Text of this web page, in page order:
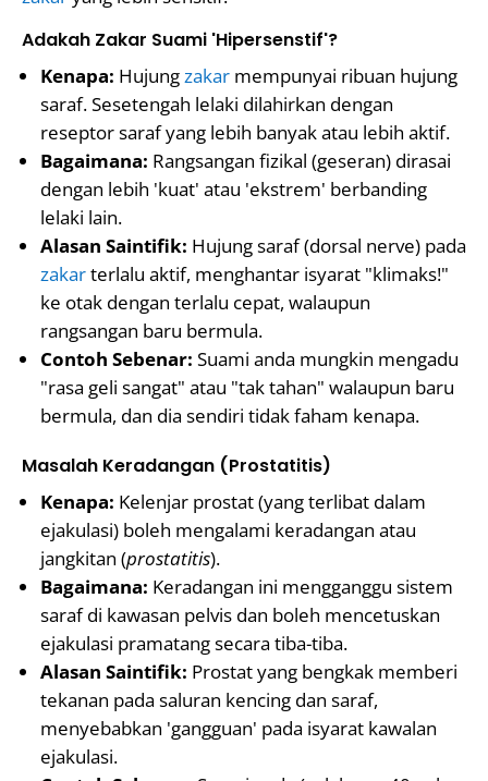
Adakah Zakar Suami 'Hipersenstif'?
Kenapa: Hujungzakar mempunyai ribuan hujung
saraf. Sesetengah lelaki dilahirkan dengan
reseptor saraf yang lebih banyak atau lebih aktif.
Bagaimana: Rangsangan fizikal (geseran) dirasai
dengan lebih 'kuat' atau 'ekstrem' berbanding
lelaki lain.
Alasan Saintifik: Hujung saraf (dorsal nerve) pada
zakarterlalu aktif, menghantar isyarat "klimaks!"
ke otak dengan terlalu cepat, walaupun
rangsangan baru bermula.
Contoh Sebenar: Suami anda mungkin mengadu
"rasa geli sangat" atau "tak tahan" walaupun baru
bermula, dan dia sendiri tidak faham kenapa.
Masalah Keradangan (Prostatitis)
Kenapa: Kelenjar prostat (yang terlibat dalam
ejakulasi) boleh mengalami keradangan atau
jangkitan (prostatitis).
Bagaimana: Keradangan ini mengganggu sistem
saraf di kawasan pelvis dan boleh mencetuskan
ejakulasi pramatang secara tiba-tiba.
Alasan Saintifik: Prostat yang bengkak memberi
tekanan pada saluran kencing dan saraf,
menyebabkan 'gangguan' pada isyarat kawalan
ejakulasi.